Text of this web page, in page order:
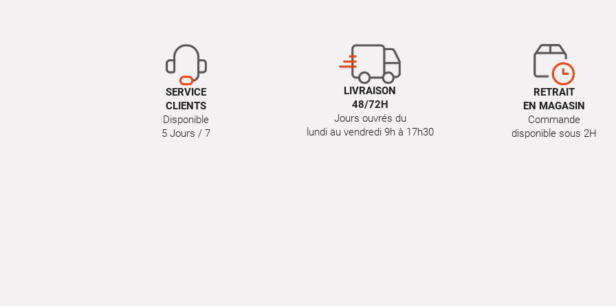
SERVICE
CLIENTS
Disponible
5 Jours / 7
LIVRAISON
48/72H
Jours ouvrés du
lundi au vendredi 9h à 17h30
RETRAIT
EN MAGASIN
Commande
disponible sous 2H